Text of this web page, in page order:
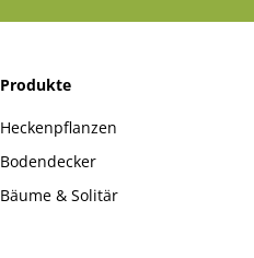
Produkte
Heckenpflanzen
Bodendecker
Bäume & Solitär